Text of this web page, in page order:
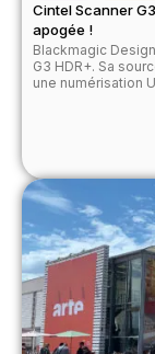
Cintel Scanner
apogée !
Blackmagic
G3 HDR+. Sa
une numérisation